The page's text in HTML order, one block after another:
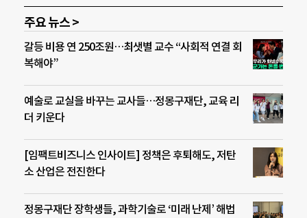
주요 뉴스 >
갈등 비용 연 250조원…최샛별 교수 “사회적 연결 회
복해야”
예술로 교실을 바꾸는 교사들…정몽구재단, 교육 리
더 키운다
[임팩트비즈니스 인사이트] 정책은 후퇴해도, 저탄
소 산업은 전진한다
정몽구재단 장학생들, 과학기술로 ‘미래 난제’ 해법